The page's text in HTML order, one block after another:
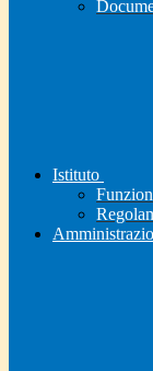
Istituto